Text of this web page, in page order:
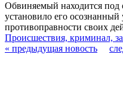
Обвиняемый находится под
установило его
противоправности своих
Происшествия, криминал,
« предыдущая новость